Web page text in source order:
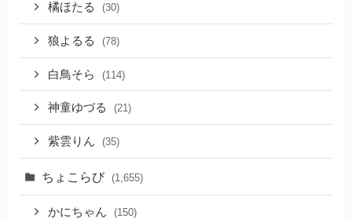
橘ほたる (30)
狼よるる (78)
白鳥そら (114)
神童ゆづる (21)
紫雲りん (35)
ちょこらび (1,655)
かにちゃん (150)